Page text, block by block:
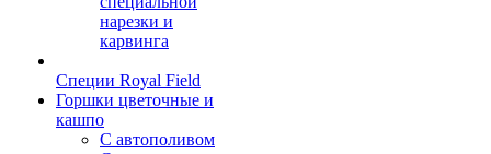
нарезки и
карвинга
Специи Royal Field
Горшки цветочные и
кашпо
С автополивом